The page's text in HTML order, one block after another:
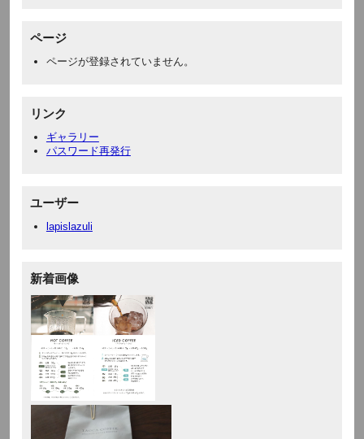
ページ
ページが登録されていません。
リンク
ギャラリー
パスワード再発行
ユーザー
lapislazuli
新着画像